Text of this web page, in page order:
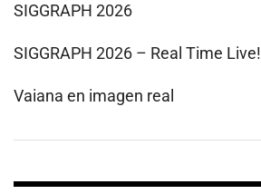
SIGGRAPH 2026
SIGGRAPH 2026 – Real Time Live!
Vaiana en imagen real